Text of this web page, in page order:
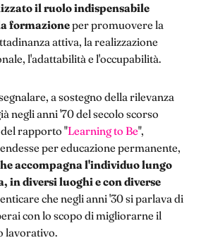
il ruolo indispensabile
formazioneper promuovere la
attiva, la realizzazione
l'adattabilità e l'occupabilità.
a sostegno della rilevanza
negli anni '70 del secolo scorso
rapporto "Learning to Be",
per educazione permanente,
accompagna l'individuo lungo
in diversi luoghi e con diverse
che negli anni '30 si parlava di
con lo scopo di migliorarne il
lavorativo.